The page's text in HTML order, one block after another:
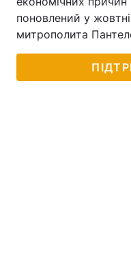
поновлений у
митрополита